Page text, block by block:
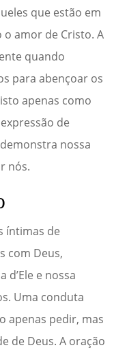
que estão em
amor de Cristo. A
quando
para abençoar os
apenas como
de
nossa
nós.
íntimas de
com Deus,
d’Ele e nossa
Uma conduta
apenas pedir, mas
de Deus. A oração